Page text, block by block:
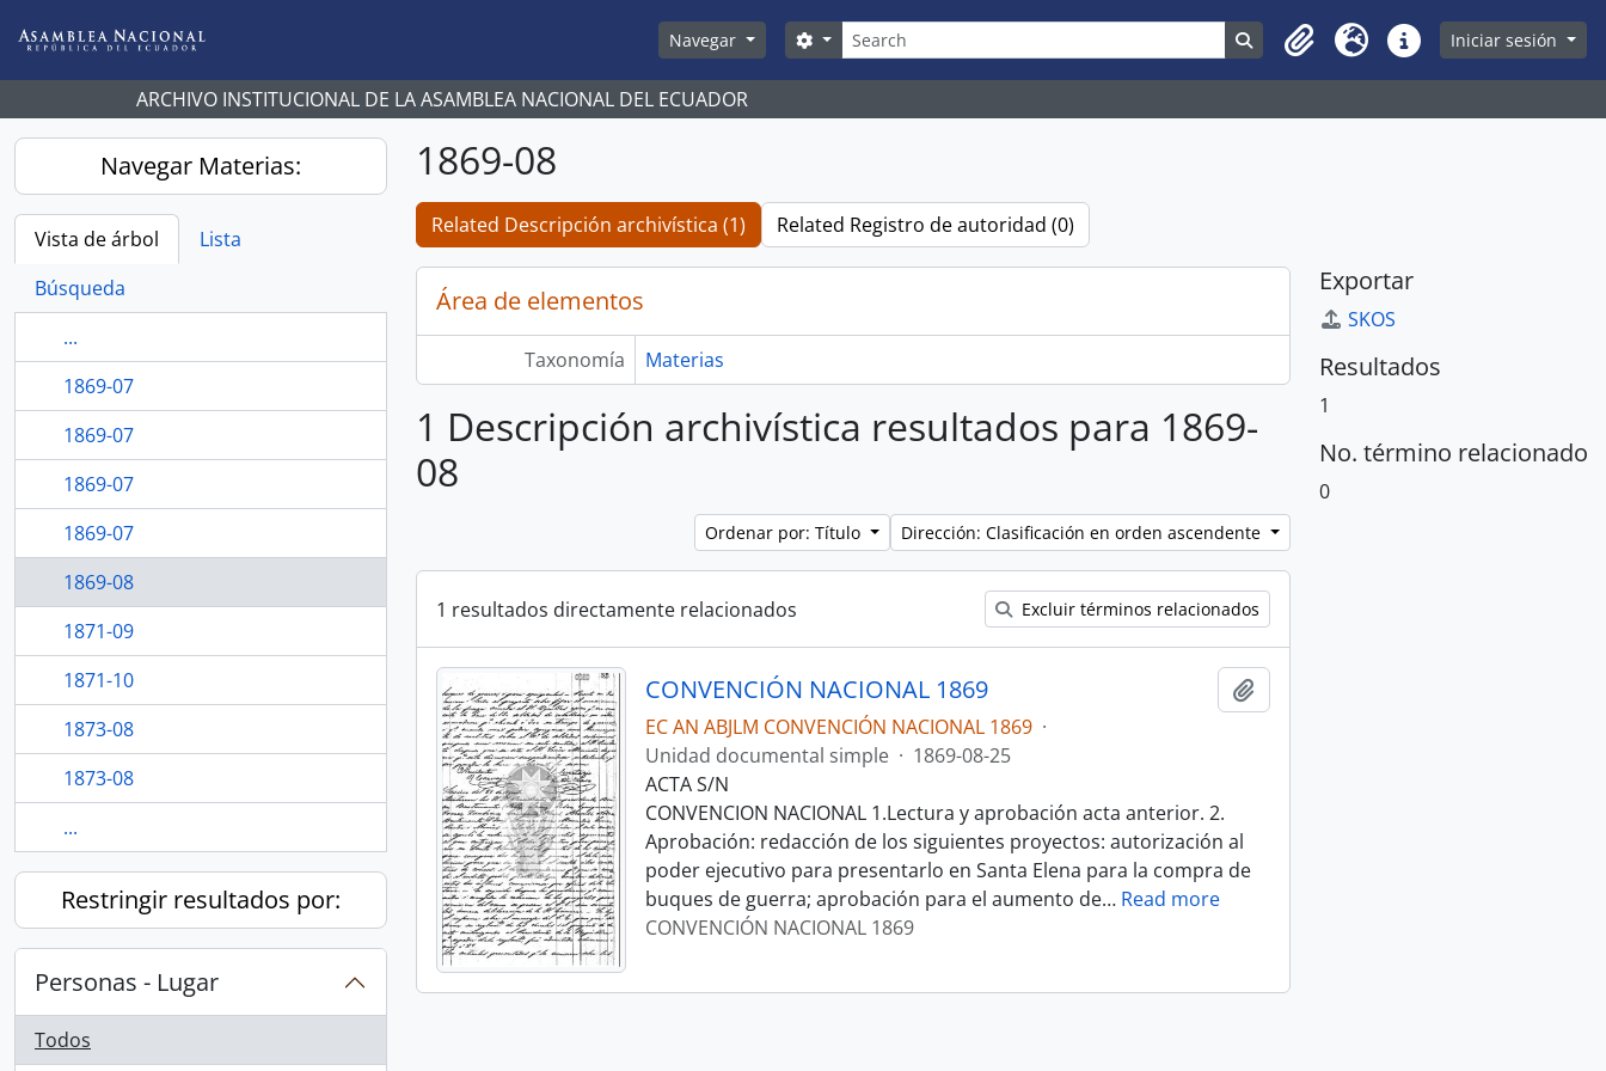
Navegar
Búsqueda
Search options Search in browse page
Clipboard
Idioma Enlaces rápidos
Iniciar sesión
ARCHIVO INSTITUCIONAL DE LA ASAMBLEA NACIONAL DEL ECUADOR
Navegar Materias:
Vista de árbol
Lista
Búsqueda
...
1869-07
1869-07
1869-07
1869-07
1869-08
1871-09
1871-10
1873-08
1873-08
...
Restringir resultados por:
Personas - Lugar
Todos
1869-08
Related Descripción archivística (1) Related Registro de autoridad (0)
Área de elementos
Taxonomía Materias
1 Descripción archivística resultados para 1869-
08
Ordenar por: Título Dirección: Clasificación en orden ascendente
1 resultados directamente relacionados Excluir términos relacionados
CONVENCIÓN NACIONAL 1869
EC AN ABJLM CONVENCIÓN NACIONAL 1869 ·
Unidad documental simple · 1869-08-25
ACTA S/N
CONVENCION NACIONAL 1.Lectura y aprobación acta anterior. 2.
Aprobación: redacción de los siguientes proyectos: autorización al
poder ejecutivo para presentarlo en Santa Elena para la compra de
buques de guerra; aprobación para el aumento de… Read more
CONVENCIÓN NACIONAL 1869
Exportar
SKOS
Resultados
1
No. término relacionado
0